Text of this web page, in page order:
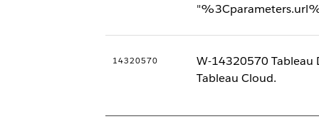
14320570
W-14320570 Tableau
Tableau Cloud.